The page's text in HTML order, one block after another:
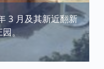
3 月及其新近翻新
。